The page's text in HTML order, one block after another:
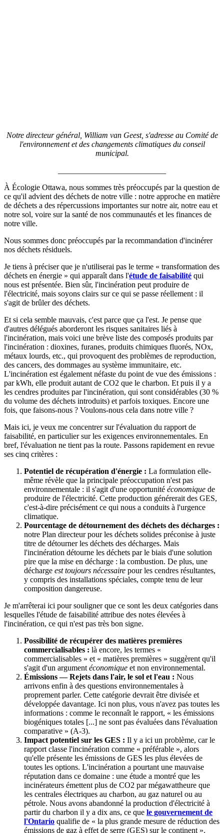
Notre directeur général, William van Geest, s'adresse au Comité de
l'environnement et des changements climatiques du conseil
municipal.
À Écologie Ottawa, nous sommes très préoccupés par la question de
ce qu'il advient des déchets de notre ville : notre approche en matière
de déchets a des répercussions importantes sur notre air, notre eau et
notre sol, voire sur la santé de nos communautés et les finances de
notre ville.
Nous sommes donc préoccupés par la recommandation d'incinérer
nos déchets résiduels.
Je tiens à préciser que je n'utiliserai pas le terme « transformation des
déchets en énergie » qui apparaît dans l'étude de faisabilité qui
nous est présentée. Bien sûr, l'incinération peut produire de
l'électricité, mais soyons clairs sur ce qui se passe réellement : il
s'agit de brûler des déchets.
Et si cela semble mauvais, c'est parce que ça l'est. Je pense que
d'autres délégués aborderont les risques sanitaires liés à
l'incinération, mais voici une brève liste des composés produits par
l'incinération : dioxines, furanes, produits chimiques fluorés, NOx,
métaux lourds, etc., qui provoquent des problèmes de reproduction,
des cancers, des dommages au système immunitaire, etc.
L'incinération est également néfaste du point de vue des émissions :
par kWh, elle produit autant de CO2 que le charbon. Et puis il y a
les cendres produites par l'incinération, qui sont considérables (30 %
du volume des déchets introduits) et parfois toxiques. Encore une
fois, que faisons-nous ? Voulons-nous cela dans notre ville ?
Mais ici, je veux me concentrer sur l'évaluation du rapport de
faisabilité, en particulier sur les exigences environnementales. En
bref, l'évaluation ne tient pas la route. Passons rapidement en revue
ses cinq critères :
Potentiel de récupération d'énergie : La formulation elle-
même révèle que la principale préoccupation n'est pas
environnementale : il s'agit d'une opportunité économique de
produire de l'électricité. Cette production générerait des GES,
c'est-à-dire précisément ce qui nous a conduits à l'urgence
climatique.
Pourcentage de détournement des déchets des décharges :
notre Plan directeur pour les déchets solides préconise à juste
titre de détourner les déchets des décharges. Mais
l'incinération détourne les déchets par le biais d'une solution
pire que la mise en décharge : la combustion. De plus, une
décharge est toujours nécessaire pour les cendres résultantes,
y compris des installations spéciales, compte tenu de leur
composition dangereuse.
Je m'arrêterai ici pour souligner que ce sont les deux catégories dans
lesquelles l'étude de faisabilité attribue des notes élevées à
l'incinération, ce qui n'est pas très bon signe.
Possibilité de récupérer des matières premières
commercialisables : là encore, les termes «
commercialisables » et « matières premières » suggèrent qu'il
s'agit d'un argument économique et non environnemental.
Émissions — Rejets dans l'air, le sol et l'eau : Nous
arrivons enfin à des questions environnementales à
proprement parler. Cette catégorie devrait être divisée et
développée davantage. Ici non plus, vous n'avez pas toutes les
informations : comme le reconnaît le rapport, « les émissions
biogéniques totales [...] ne sont pas évaluées dans l'évaluation
comparative » (A-3).
Impact potentiel sur les GES : Il y a ici un problème, car le
rapport classe l'incinération comme « préférable », alors
qu'elle présente les émissions de GES les plus élevées de
toutes les options. L'incinération a pourtant une mauvaise
réputation dans ce domaine : une étude a montré que les
incinérateurs émettent plus de CO2 par mégawattheure que
les centrales électriques au charbon, au gaz naturel ou au
pétrole. Nous avons abandonné la production d'électricité à
partir du charbon il y a dix ans, ce que le gouvernement de
l'Ontario qualifie de « la plus grande mesure de réduction des
émissions de gaz à effet de serre (GES) sur le continent ».